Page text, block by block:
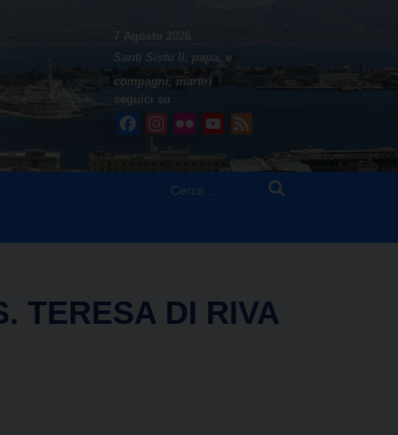
7 Agosto 2026
Santi Sisto II, papa, e
compagni, martiri
seguici su
FacebookInstagram
Flickr YouTube
TERESA DI RIVA